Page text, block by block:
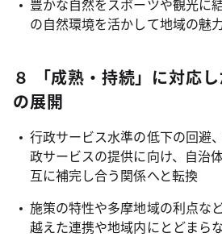
豊かな自然をスポーツや観光に
の自然環境を活かして地域の魅
８ 「成熟・持続」に対応
の展開
行政サービス水準の低下の回避
政サービスの提供に向け、自治
互に補完し合う関係へと転換
施策の特性や多摩地域の利点な
越えた連携や地域内にとどまら